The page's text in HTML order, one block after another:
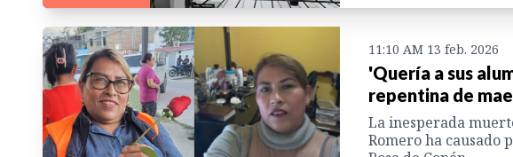
11:10 AM 13 feb. 2026
'Quería a sus
repentina de
La inesperada
Romero ha causado